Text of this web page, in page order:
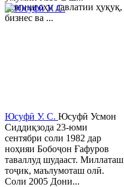
Донишгоҳи давлатии ҳуқуқ,
бизнес ва ...
Юсуфӣ У. C. Юсуфӣ Усмон
Сиддиқзода 23-юми
сентябри соли 1982 дар
ноҳияи Бобоҷон Ғафуров
таваллуд шудааст. Миллаташ
тоҷик, маълумоташ олӣ.
Соли 2005 Дони...